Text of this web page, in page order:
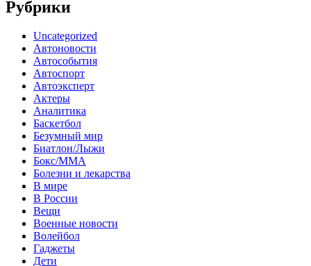
Рубрики
Uncategorized
Автоновости
Автособытия
Автоспорт
Автоэксперт
Актеры
Аналитика
Баскетбол
Безумный мир
Биатлон/Лыжи
Бокс/MMA
Болезни и лекарства
В мире
В России
Вещи
Военные новости
Волейбол
Гаджеты
Дети